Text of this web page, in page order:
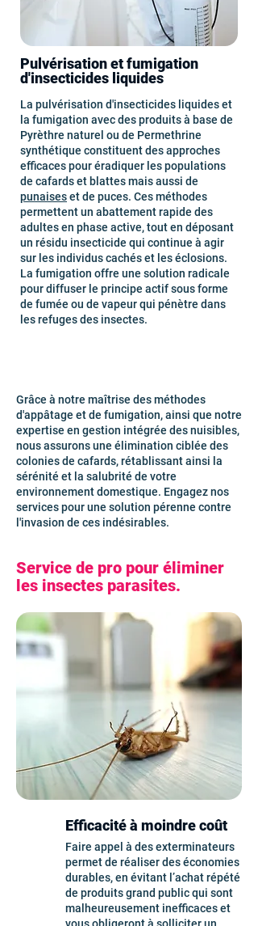
Pulvérisation et fumigation
d'insecticides liquides
La pulvérisation d'insecticides liquides et
la fumigation avec des produits à base de
Pyrèthre naturel ou de Permethrine
synthétique constituent des approches
efficaces pour éradiquer les populations
de cafards et blattes mais aussi de
punaiseset de puces. Ces méthodes
permettent un abattement rapide des
adultes en phase active, tout en déposant
un résidu insecticide qui continue à agir
sur les individus cachés et les éclosions.
La fumigation offre une solution radicale
pour diffuser le principe actif sous forme
de fumée ou de vapeur qui pénètre dans
les refuges des insectes.
Grâce à notre maîtrise des méthodes
d'appâtage et de fumigation, ainsi que notre
expertise en gestion intégrée des nuisibles,
nous assurons une élimination ciblée des
colonies de cafards, rétablissant ainsi la
sérénité et la salubrité de votre
environnement domestique. Engagez nos
services pour une solution pérenne contre
l'invasion de ces indésirables.
Service de pro pour éliminer
les insectes parasites.
Efficacité à moindre coût
Faire appel à des exterminateurs
permet de réaliser des économies
durables, en évitant l’achat répété
de produits grand public qui sont
malheureusement inefficaces et